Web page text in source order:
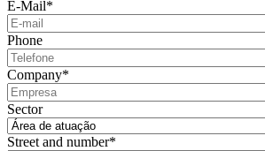
E-Mail*
Phone
Company*
Sector
Street and number*